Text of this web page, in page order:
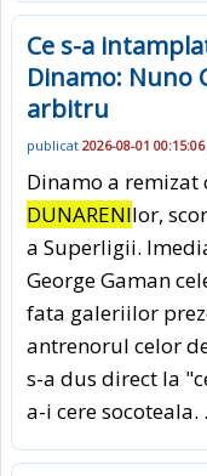
Ce s-a
Dinamo: Nuno
arbitru
publicat 2026-08-01 00:15:06
Dinamo a remizat
DUNARENIlor,
a Superligii.
George Gaman
fata galeriilor
antrenorul celor
s-a dus direct la
a-i cere socoteala.